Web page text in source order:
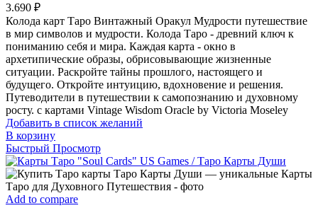
3.690 ₽
Колода карт Таро Винтажный Оракул Мудрости путешествие
в мир символов и мудрости. Колода Таро - древний ключ к
пониманию себя и мира. Каждая карта - окно в
архетипические образы, обрисовывающие жизненные
ситуации. Раскройте тайны прошлого, настоящего и
будущего. Откройте интуицию, вдохновение и решения.
Путеводители в путешествии к самопознанию и духовному
росту. с картами Vintage Wisdom Oracle by Victoria Moseley
Добавить в список желаний
В корзину
Быстрый Просмотр
Add to compare